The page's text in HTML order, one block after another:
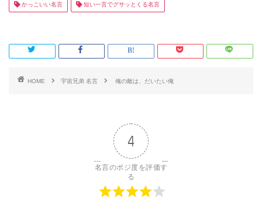
かっこいい名言 短い一言でグサッとくる名言
HOME 宇宙兄弟 名言 俺の敵は、だいたい俺
4
名言のポジ度を評価す
る